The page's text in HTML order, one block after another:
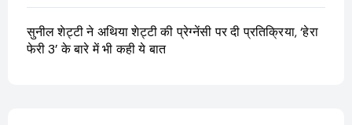
सुनील शेट्टी ने अथिया शेट्टी की प्रेग्नेंसी पर दी प्रतिक्रिया, ‘हेरा
फेरी 3’ के बारे में भी कही ये बात